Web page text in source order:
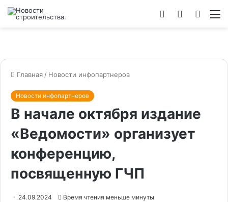
Switch
Войти
Главная / Новости инфопартнеров
Новости инфопартнеров
В начале октября издание
«Ведомости» организует
конференцию,
посвященную ГЧП
24.09.2024 Время чтения меньше минуты